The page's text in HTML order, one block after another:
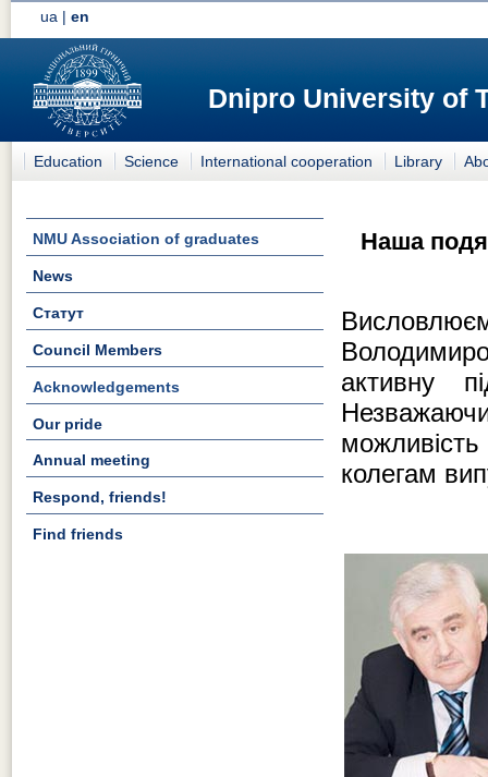
ua |en
Dnipro University of
Education Science International cooperation Library
NMU Association of graduates
News
Статут
Council Members
Acknowledgements
Our pride
Annual meeting
Respond, friends!
Find friends
Наша
активну
колегам